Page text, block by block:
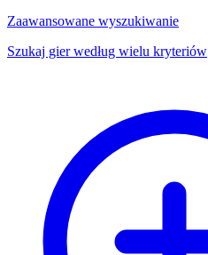
Zaawansowane wyszukiwanie
Szukaj gier według wielu kryteriów